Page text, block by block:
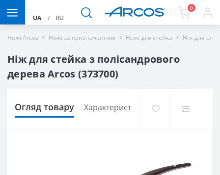
UA / RU
0
Ножі Arcos Ножі за призначенням Ножі для стейка Ніж для
Ніж для стейка з полісандрового
дерева Arcos (373700)
Огляд товару Характеристики Доставка і